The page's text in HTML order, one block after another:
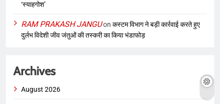
‘स्याहगोश’
RAM PRAKASH JANGUon कस्टम विभाग ने बड़ी कार्रवाई करते हुए
दुर्लभ विदेशी जीव जंतुओं की तस्करी का किया भंडाफोड़
Archives
August 2026